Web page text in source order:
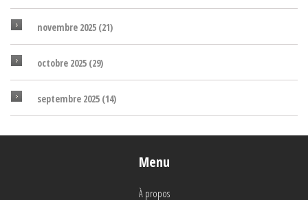
novembre 2025 (21)
octobre 2025 (29)
septembre 2025 (14)
Menu
À propos